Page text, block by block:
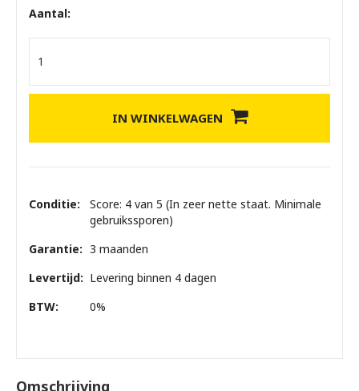
Aantal:
IN WINKELWAGEN
Conditie:
Score: 4 van 5 (In zeer nette staat. Minimale
gebruikssporen)
Garantie: 3 maanden
Levertijd: Levering binnen 4 dagen
BTW:
0%
Omschrijving